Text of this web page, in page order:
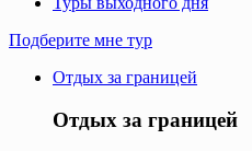
Подберите мне тур
Отдых за границей
Отдых за границей